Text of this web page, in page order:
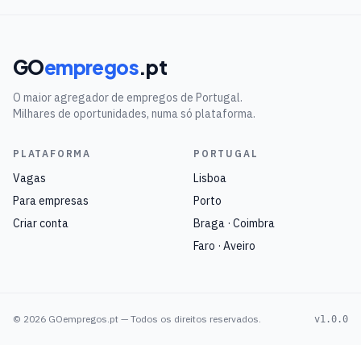
GOempregos.pt
O maior agregador de empregos de Portugal.
Milhares de oportunidades, numa só plataforma.
PLATAFORMA
Vagas
Para empresas
Criar conta
PORTUGAL
Lisboa
Porto
Braga · Coimbra
Faro · Aveiro
© 2026 GOempregos.pt — Todos os direitos reservados. v1.0.0